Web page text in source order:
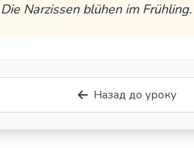
Die Narzissen blühen im Frühling.
Назад до уроку